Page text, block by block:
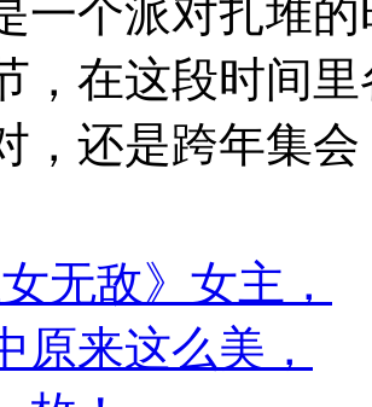
一个派对扎堆
，在这段时间
，还是跨年集会